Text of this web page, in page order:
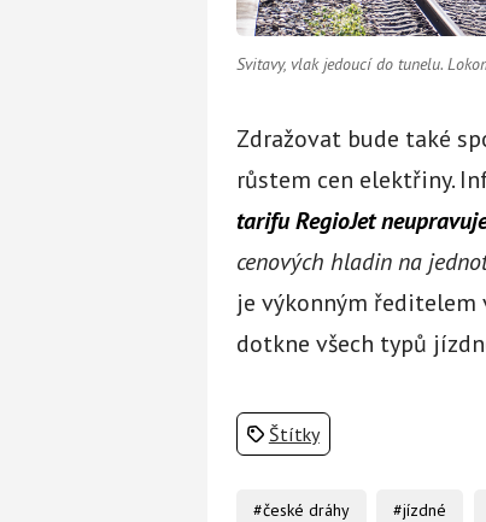
Svitavy, vlak jedoucí do tunelu.
Zdražovat bude také
růstem cen elektřiny.
tarifu RegioJet
cenových hladin na
je výkonným ředitelem
dotkne všech typů
Štítky
#české dráhy #jízdné